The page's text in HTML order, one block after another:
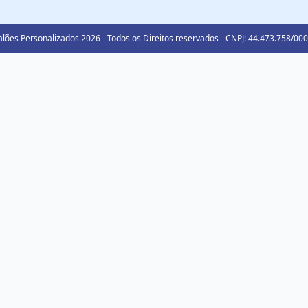
Personalizados 2026 - Todos os Direitos reservados - CNPJ: 44.473.758/